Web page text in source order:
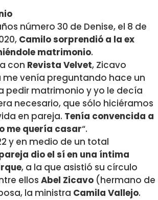
número 30 de Denise, el 8 de
Camilo sorprendió a la ex
matrimonio.
con Revista Velvet, Zicavo
me venía preguntando hace un
pedir matrimonio y yo le decía
necesario, que sólo hiciéramos
en pareja. Tenía convencida a
me quería casar“.
y en medio de un total
dio el sí en una íntima
, a la que asistió su círculo
ellos Abel Zicavo (hermano de
la ministra Camila Vallejo.